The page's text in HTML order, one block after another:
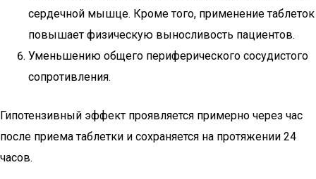
сердечной мышце. Кроме того, применение таблеток
повышает физическую выносливость пациентов.
Уменьшению общего периферического сосудистого
сопротивления.
Гипотензивный эффект проявляется примерно через час
после приема таблетки и сохраняется на протяжении 24
часов.